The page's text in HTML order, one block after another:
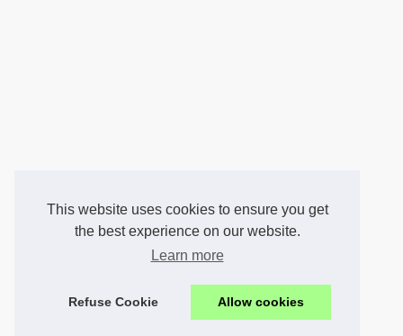
This website uses cookies to ensure you get
the best experience on our website.
Learn more
Refuse Cookie Allow cookies